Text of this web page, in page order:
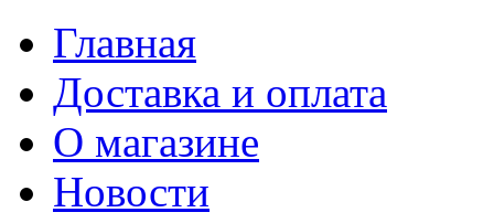
Главная
Доставка и оплата
О магазине
Новости